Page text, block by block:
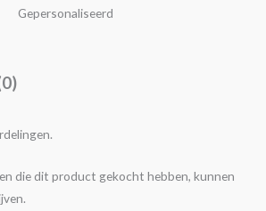
Gepersonaliseerd
die dit product gekocht hebben, kunnen